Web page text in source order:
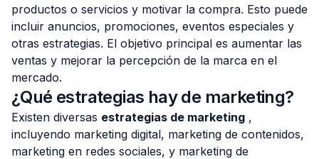
productos o servicios y motivar la compra. Esto puede
incluir anuncios, promociones, eventos especiales y
otras estrategias. El objetivo principal es aumentar las
ventas y mejorar la percepción de la marca en el
mercado.
¿Qué estrategias hay de marketing?
Existen diversas estrategias de marketing ,
incluyendo marketing digital, marketing de contenidos,
marketing en redes sociales, y marketing de